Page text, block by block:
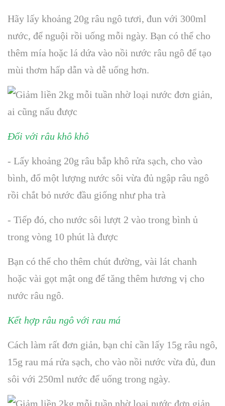
Hãy lấy khoảng 20g râu ngô tươi, đun với 300ml
nước, để nguội rồi uống mỗi ngày. Bạn có thể cho
thêm mía hoặc lá dứa vào nồi nước râu ngô để tạo
mùi thơm hấp dẫn và dễ uống hơn.
Đối với râu khô khô
- Lấy khoảng 20g râu bắp khô rửa sạch, cho vào
bình, đổ một lượng nước sôi vừa đủ ngập râu ngô
rồi chắt bỏ nước đầu giống như pha trà
- Tiếp đó, cho nước sôi lượt 2 vào trong bình ủ
trong vòng 10 phút là được
Bạn có thể cho thêm chút đường, vài lát chanh
hoặc vài gọt mật ong để tăng thêm hương vị cho
nước râu ngô.
Kết hợp râu ngô với rau má
Cách làm rất đơn giản, bạn chỉ cần lấy 15g râu ngô,
15g rau má rửa sạch, cho vào nồi nước vừa đủ, đun
sôi với 250ml nước để uống trong ngày.